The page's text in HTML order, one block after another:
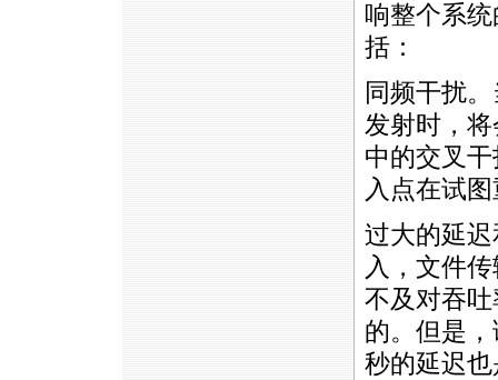
响整个系
括：
同频干扰
发射时，
中的交叉
入点在试
过大的延
入，文件
不及对吞
的。但是
秒的延迟